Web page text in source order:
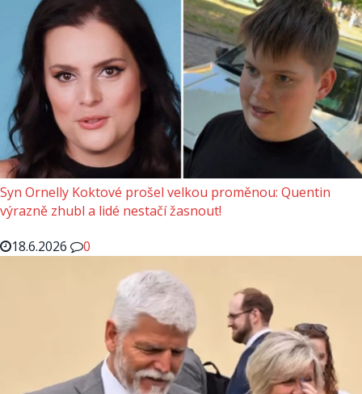
Syn Ornelly Koktové prošel velkou proměnou: Quentin
výrazně zhubl a lidé nestačí žasnout!
18.6.2026
0